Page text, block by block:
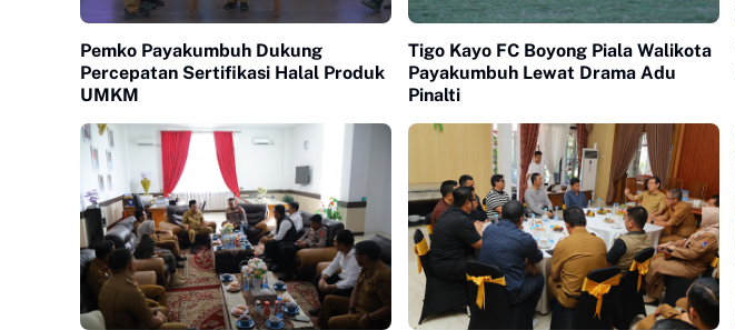
Pemko Payakumbuh Dukung
Percepatan Sertifikasi Halal Produk
UMKM
Tigo Kayo FC Boyong Piala Walikota
Payakumbuh Lewat Drama Adu
Pinalti